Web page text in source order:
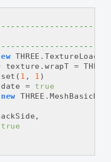
texture.wrapT =
1 , 1 )
=
true
new
true